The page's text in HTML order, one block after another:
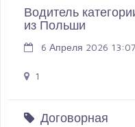
Водитель
из Польши
6 Апреля 2026 13:07
1
Договорная